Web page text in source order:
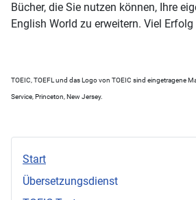
Start
Übersetzungsdienst
Bücher, die Sie nutzen können, Ihre
English World zu erweitern. Viel
TOEIC, TOEFL und das Logo von TOEIC sind eingetragene
Service, Princeton, New Jersey.